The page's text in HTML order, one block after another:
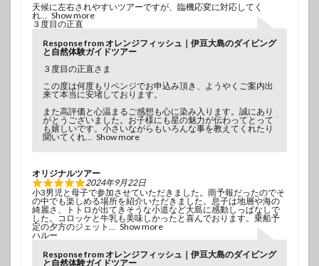
天候に左右されやすいツアーですが、臨機応変に対応してく
れ
Show more
３度目の正直
Response from オレンジフィッシュ｜伊豆大島のダイビング
と自然体験ガイドツアー
３度目の正直さま
この度は何度もリベンジでお申込み頂き、ようやくご案内出
来て本当に安堵しております。
また高評価と心温まるご感想も心に染み入ります。誠にあり
がとうございました。お子様にも星の魅力が伝わってとって
も嬉しいです。小さいながらもいろんな事を教えてくれたり
聞いてくれ
Show more
オリジナルツアー
2024年9月22日
小3男児と母子で参加させていただきました。雨予報だったのでそ
の中でも楽しめる場所を紹介いただきました。息子は地層や海の
綺麗さ、トトロが出てきそうな小道など大島に感動しっぱなしで
した。コロッケと牛乳も美味しかったと喜んでおります。乗船予
定の夕方のジェット
Show more
ハルー
Response from オレンジフィッシュ｜伊豆大島のダイビング
と自然体験ガイドツアー